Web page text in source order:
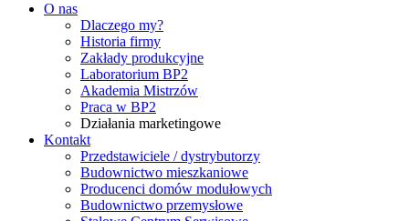
O nas
Dlaczego my?
Historia firmy
Zakłady produkcyjne
Laboratorium BP2
Akademia Mistrzów
Praca w BP2
Działania marketingowe
Kontakt
Przedstawiciele / dystrybutorzy
Budownictwo mieszkaniowe
Producenci domów modułowych
Budownictwo przemysłowe